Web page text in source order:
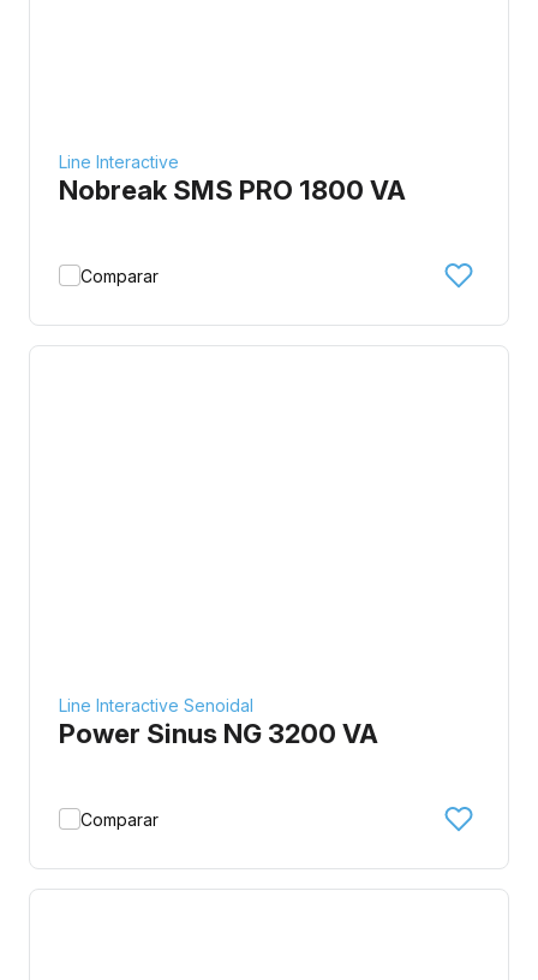
Line Interactive
Nobreak SMS PRO 1800 VA
Comparar
Line Interactive Senoidal
Power Sinus NG 3200 VA
Comparar